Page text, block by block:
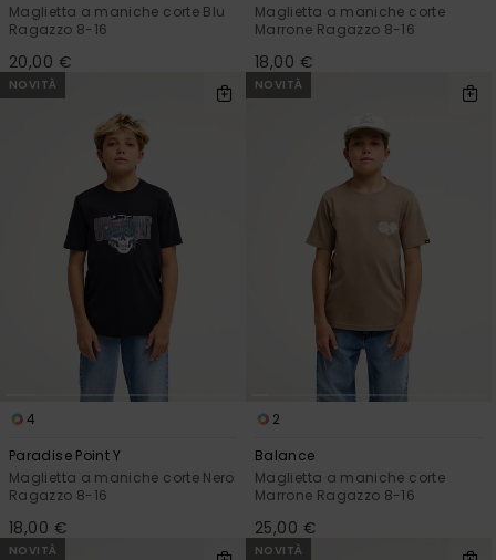
Maglietta a maniche corte Blu
Ragazzo 8-16
20,00 €
Maglietta a maniche corte
Marrone Ragazzo 8-16
18,00 €
NOVITÀ
4
Paradise Point Y
Maglietta a maniche corte Nero
Ragazzo 8-16
18,00 €
NOVITÀ
2
Balance
Maglietta a maniche corte
Marrone Ragazzo 8-16
25,00 €
NOVITÀ NOVITÀ